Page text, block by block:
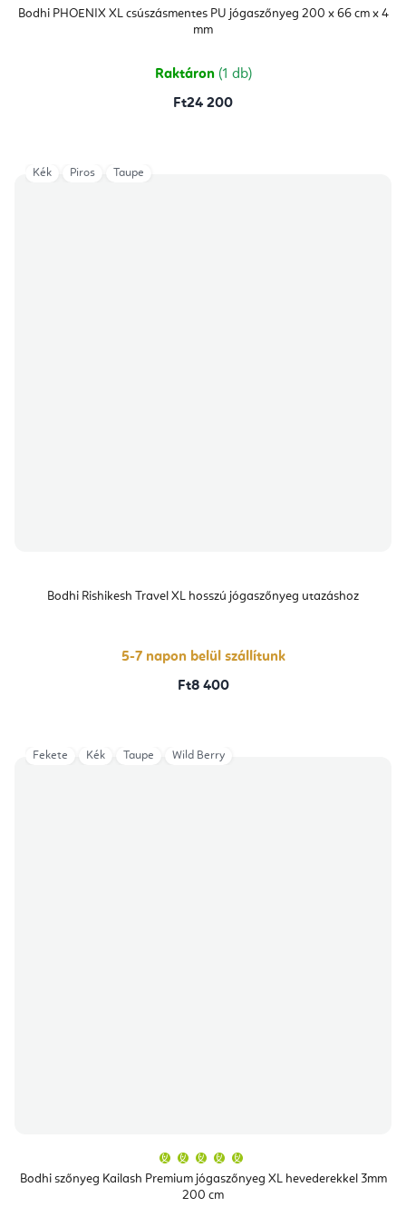
Bodhi PHOENIX XL csúszásmentes PU jógaszőnyeg 200 x 66 cm x 4
mm
Raktáron (1 db)
Ft24 200
Bodhi Rishikesh Travel XL hosszú jógaszőnyeg utazáshoz
5-7 napon belül szállítunk
Ft8 400
Kék Piros Taupe
Bodhi szőnyeg Kailash Premium jógaszőnyeg XL hevederekkel 3mm
200 cm
átlagos
értékelése
Fekete Kék Taupe Wild Berry